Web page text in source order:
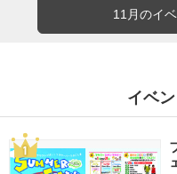
11月のイ
イベ